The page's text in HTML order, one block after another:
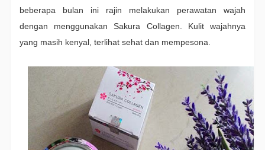
beberapa bulan ini rajin melakukan perawatan wajah
dengan menggunakan Sakura Collagen. Kulit wajahnya
yang masih kenyal, terlihat sehat dan mempesona.